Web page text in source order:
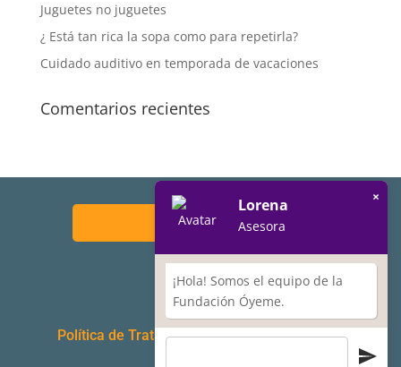
Juguetes no juguetes
¿ Está tan rica la sopa como para repetirla?
Cuidado auditivo en temporada de vacaciones
Comentarios recientes
Política de Tratamiento de Datos Personales
Lorena
Asesora
×
¡Hola! Somos el equipo de la
Fundación Óyeme.